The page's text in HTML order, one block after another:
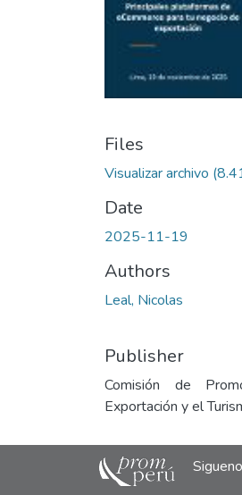
Files
Visualizar archivo
Date
2025-11-19
Authors
Leal, Nicolas
Publisher
Comisión de
Exportación y el